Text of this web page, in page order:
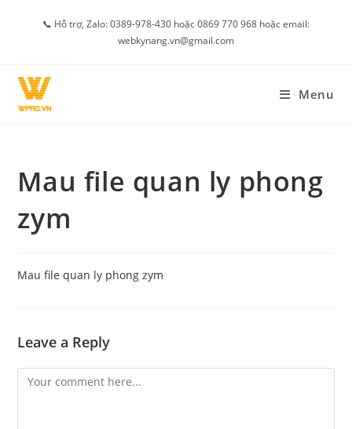
📞 Hỗ trợ, Zalo: 0389-978-430 hoặc 0869 770 968 hoặc email:
webkynang.vn@gmail.com
Menu
Mau file quan ly phong
zym
Mau file quan ly phong zym
Leave a Reply
Comment